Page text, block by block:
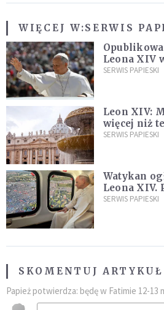
WIĘCEJ W:SERWIS
Leona XIV
SERWIS PAPIESKI
Leon XIV:
więcej niż
ją na nowo"
SERWIS PAPIESKI
Watykan
Leona XIV.
kraje
SERWIS PAPIESKI
SKOMENTUJ ARTYKUŁ
Papież potwierdza: będę w Fatimie 12-13